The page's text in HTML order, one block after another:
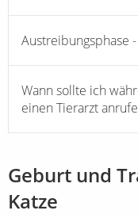
Austreibungsphase
Wann sollte ich
einen Tierarzt
Geburt und
Katze